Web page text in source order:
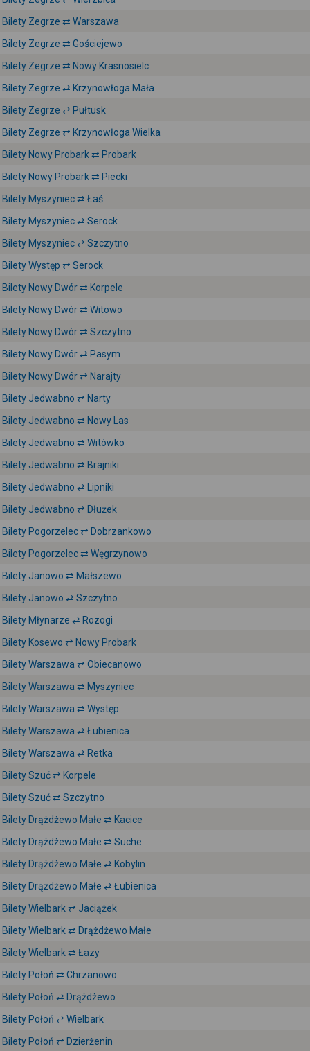
Bilety Zegrze ⇄ Warszawa
Bilety Zegrze ⇄ Gościejewo
Bilety Zegrze ⇄ Nowy Krasnosielc
Bilety Zegrze ⇄ Krzynowłoga Mała
Bilety Zegrze ⇄ Pułtusk
Bilety Zegrze ⇄ Krzynowłoga Wielka
Bilety Nowy Probark ⇄ Probark
Bilety Nowy Probark ⇄ Piecki
Bilety Myszyniec ⇄ Łaś
Bilety Myszyniec ⇄ Serock
Bilety Myszyniec ⇄ Szczytno
Bilety Występ ⇄ Serock
Bilety Nowy Dwór ⇄ Korpele
Bilety Nowy Dwór ⇄ Witowo
Bilety Nowy Dwór ⇄ Szczytno
Bilety Nowy Dwór ⇄ Pasym
Bilety Nowy Dwór ⇄ Narajty
Bilety Jedwabno ⇄ Narty
Bilety Jedwabno ⇄ Nowy Las
Bilety Jedwabno ⇄ Witówko
Bilety Jedwabno ⇄ Brajniki
Bilety Jedwabno ⇄ Lipniki
Bilety Jedwabno ⇄ Dłużek
Bilety Pogorzelec ⇄ Dobrzankowo
Bilety Pogorzelec ⇄ Węgrzynowo
Bilety Janowo ⇄ Małszewo
Bilety Janowo ⇄ Szczytno
Bilety Młynarze ⇄ Rozogi
Bilety Kosewo ⇄ Nowy Probark
Bilety Warszawa ⇄ Obiecanowo
Bilety Warszawa ⇄ Myszyniec
Bilety Warszawa ⇄ Występ
Bilety Warszawa ⇄ Łubienica
Bilety Warszawa ⇄ Retka
Bilety Szuć ⇄ Korpele
Bilety Szuć ⇄ Szczytno
Bilety Drążdżewo Małe ⇄ Kacice
Bilety Drążdżewo Małe ⇄ Suche
Bilety Drążdżewo Małe ⇄ Kobylin
Bilety Drążdżewo Małe ⇄ Łubienica
Bilety Wielbark ⇄ Jaciążek
Bilety Wielbark ⇄ Drążdżewo Małe
Bilety Wielbark ⇄ Łazy
Bilety Połoń ⇄ Chrzanowo
Bilety Połoń ⇄ Drążdżewo
Bilety Połoń ⇄ Wielbark
Bilety Połoń ⇄ Dzierżenin